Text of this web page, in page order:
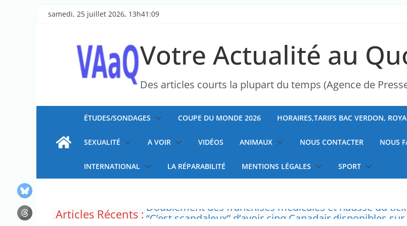
samedi, 25 juillet 2026, 13h41:09
Votre Actualité au
Des articles courts la plupart du temps (Agence de
ÉTUDES/SONDAGES COUPE DU MONDE 2026 HORAIRES,TARIFS BAC VERDON,
SEXUALITÉ A VOIR VIDÉOS ANIMAUX NOUS CONTACTER NOUS
INTERNATIONAL LA RÉPARABILITÉ MENTIONS LÉGALES SPORT
Articles Récents :Doublement des franchises médicales et hausse du